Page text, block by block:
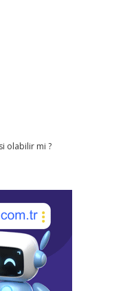
olabilir mi ?